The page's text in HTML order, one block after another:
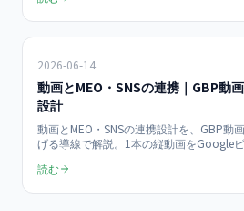
2026-06-14
動画とMEO・SNSの連携｜GBP動
設計
動画とMEO・SNSの連携設計を、GBP動
げる導線で解説。1本の縦動画をGoogle
測定の3指標、月10本運用のROI試算まで
読む